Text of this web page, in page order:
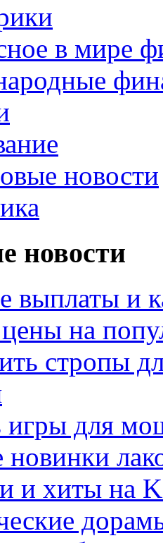
в мире
новости
новости
выплаты и
на
стропы
игры для
и хиты на